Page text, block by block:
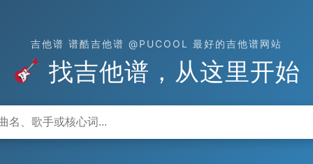
吉他谱 谱酷吉他谱 @PUCOOL 最好的吉他谱网站
找吉他谱，从这里开始